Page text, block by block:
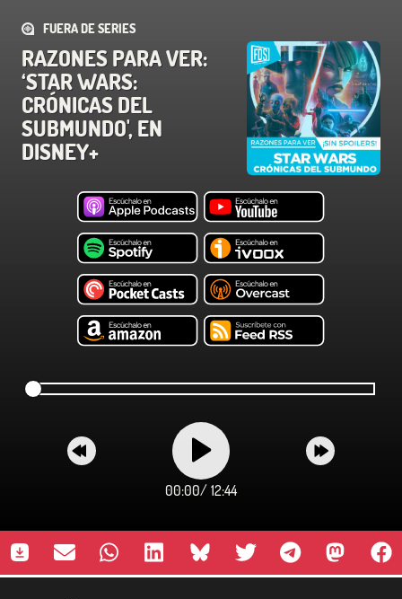
FUERA DE SERIES
RAZONES PARA VER:
‘STAR WARS:
CRÓNICAS DEL
SUBMUNDO', EN
DISNEY+
00:00/ 12:44